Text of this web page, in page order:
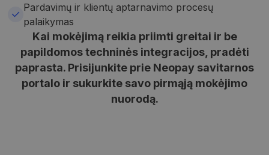
Pardavimų ir klientų aptarnavimo procesų
palaikymas
Kai mokėjimą reikia priimti greitai ir be
papildomos techninės integracijos, pradėti
paprasta. Prisijunkite prie Neopay savitarnos
portalo ir sukurkite savo pirmąją mokėjimo
nuorodą.